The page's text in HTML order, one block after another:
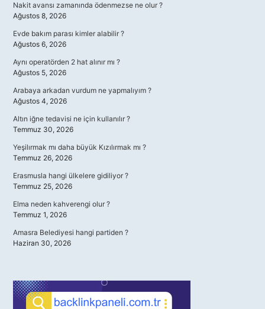
Nakit avansı zamanında ödenmezse ne olur ?
Ağustos 8, 2026
Evde bakım parası kimler alabilir ?
Ağustos 6, 2026
Aynı operatörden 2 hat alınır mı ?
Ağustos 5, 2026
Arabaya arkadan vurdum ne yapmalıyım ?
Ağustos 4, 2026
Altın iğne tedavisi ne için kullanılır ?
Temmuz 30, 2026
Yeşilırmak mı daha büyük Kızılırmak mı ?
Temmuz 26, 2026
Erasmusla hangi ülkelere gidiliyor ?
Temmuz 25, 2026
Elma neden kahverengi olur ?
Temmuz 1, 2026
Amasra Belediyesi hangi partiden ?
Haziran 30, 2026